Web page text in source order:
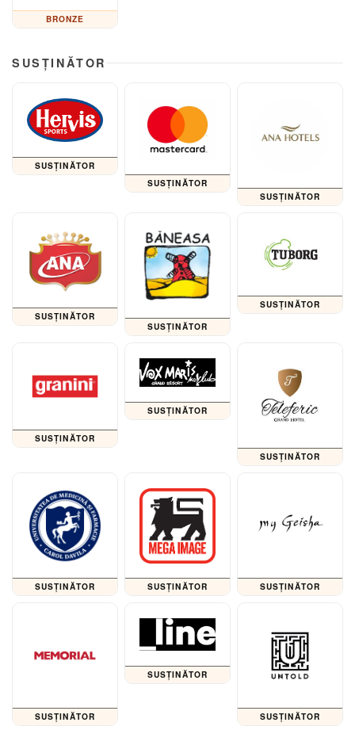
BRONZE
SUSȚINĂTOR
SUSȚINĂTOR
SUSȚINĂTOR
SUSȚINĂTOR
SUSȚINĂTOR
SUSȚINĂTOR
SUSȚINĂTOR
SUSȚINĂTOR
SUSȚINĂTOR
SUSȚINĂTOR
SUSȚINĂTOR SUSȚINĂTOR SUSȚINĂTOR
SUSȚINĂTOR
SUSȚINĂTOR
SUSȚINĂTOR